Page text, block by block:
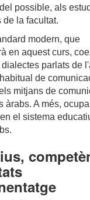
possible, als
de la facultat.
modern, que
en aquest curs,
parlats de
de
mitjans de
àrabs. A més,
el sistema